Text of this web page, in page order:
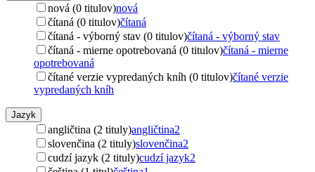
nová (0 titulov)nová
čítaná (0 titulov)čítaná
čítaná - výborný stav (0 titulov)čítaná - výborný stav
čítaná - mierne opotrebovaná (0 titulov)čítaná - mierne
opotrebovaná
čítané verzie vypredaných kníh (0 titulov)čítané verzie
vypredaných kníh
Jazyk
angličtina (2 tituly)angličtina2
slovenčina (2 tituly)slovenčina2
cudzí jazyk (2 tituly)cudzí jazyk2